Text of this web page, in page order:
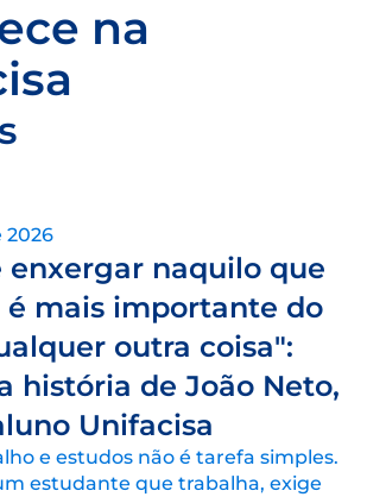
na
2026
enxergar naquilo que
é mais importante do
outra coisa":
história de João Neto,
Unifacisa
e estudos não é tarefa simples.
estudante que trabalha, exige